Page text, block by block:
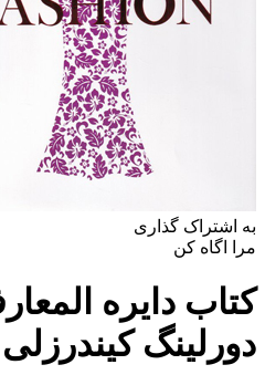
به اشتراک گذاری
مرا اگاه کن
کتاب دایره
دورلینگ کیندرزلی